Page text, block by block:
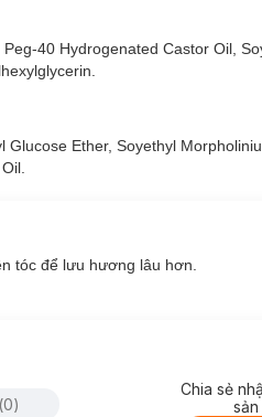
40 Hydrogenated Castor Oil,
Ether, Soyethyl
tóc để lưu hương lâu hơn.
(0)
Chia sẻ